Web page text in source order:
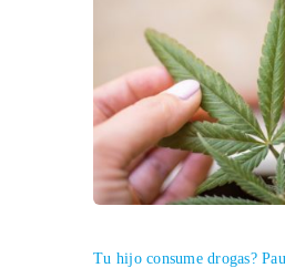
Tu hijo consume drogas?